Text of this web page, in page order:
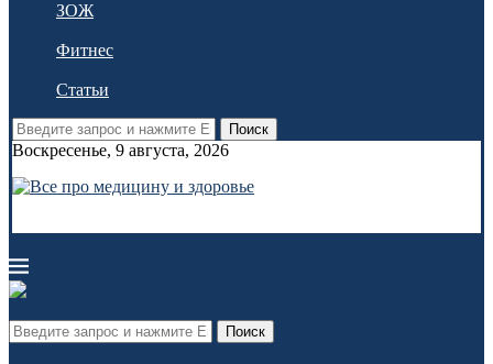
ЗОЖ
Фитнес
Статьи
Поиск
Воскресенье, 9 августа, 2026
Поиск